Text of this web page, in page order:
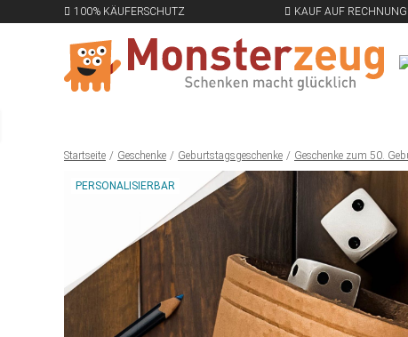
100% KÄUFERSCHUTZ KAUF AUF RECHNUNG
Startseite Geschenke Geburtstagsgeschenke Geschenke zum 50.
PERSONALISIERBAR